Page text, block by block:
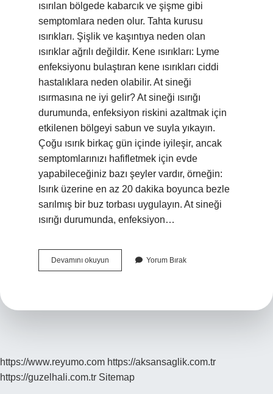
ısırılan bölgede kabarcık ve şişme gibi
semptomlara neden olur. Tahta kurusu
ısırıkları. Şişlik ve kaşıntıya neden olan
ısırıklar ağrılı değildir. Kene ısırıkları: Lyme
enfeksiyonu bulaştıran kene ısırıkları ciddi
hastalıklara neden olabilir. At sineği
ısırmasına ne iyi gelir? At sineği ısırığı
durumunda, enfeksiyon riskini azaltmak için
etkilenen bölgeyi sabun ve suyla yıkayın.
Çoğu ısırık birkaç gün içinde iyileşir, ancak
semptomlarınızı hafifletmek için evde
yapabileceğiniz bazı şeyler vardır, örneğin:
Isırık üzerine en az 20 dakika boyunca bezle
sarılmış bir buz torbası uygulayın. At sineği
ısırığı durumunda, enfeksiyon…
Devamını okuyun
Sineği
Yorum Bırak
https://www.reyumo.com https://aksansaglik.com.tr
https://guzelhali.com.tr Sitemap